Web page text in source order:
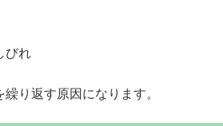
びれ
り返す原因になります。